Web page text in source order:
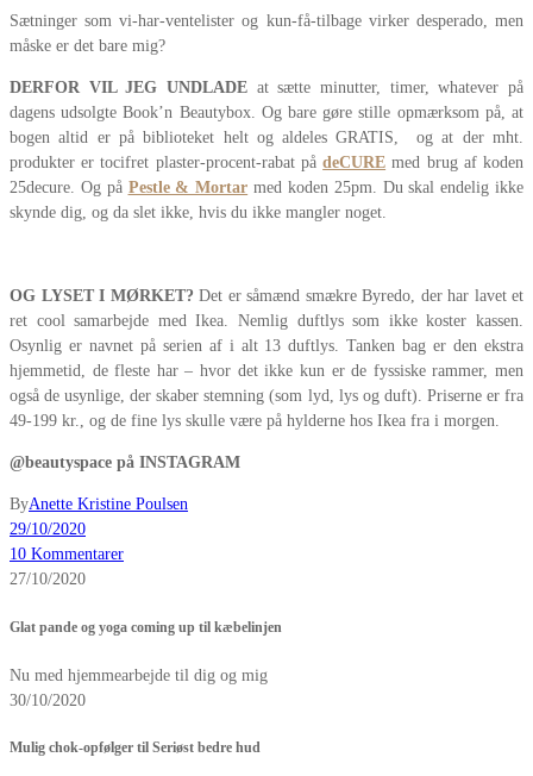
Sætninger som vi-har-ventelister og kun-få-tilbage virker desperado, men
måske er det bare mig?
DERFOR VIL JEG UNDLADE at sætte minutter, timer, whatever på
dagens udsolgte Book’n Beautybox. Og bare gøre stille opmærksom på, at
bogen altid er på biblioteket helt og aldeles GRATIS, og at der mht.
produkter er tocifret plaster-procent-rabat pådeCURE med brug af koden
25decure. Og på Pestle & Mortar med koden 25pm. Du skal endelig ikke
skynde dig, og da slet ikke, hvis du ikke mangler noget.
OG LYSET I MØRKET? Det er såmænd smækre Byredo, der har lavet et
ret cool samarbejde med Ikea. Nemlig duftlys som ikke koster kassen.
Osynlig er navnet på serien af i alt 13 duftlys. Tanken bag er den ekstra
hjemmetid, de fleste har – hvor det ikke kun er de fyssiske rammer, men
også de usynlige, der skaber stemning (som lyd, lys og duft). Priserne er fra
49-199 kr., og de fine lys skulle være på hylderne hos Ikea fra i morgen.
@beautyspace på INSTAGRAM
ByAnette Kristine Poulsen
29/10/2020
10 Kommentarer
27/10/2020
Glat pande og yoga coming up til kæbelinjen
Nu med hjemmearbejde til dig og mig
30/10/2020
Mulig chok-opfølger til Seriøst bedre hud